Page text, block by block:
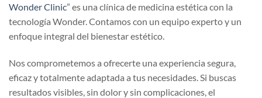
Wonder Clinic” es una clínica de medicina estética con la
tecnología Wonder. Contamos con un equipo experto y un
enfoque integral del bienestar estético.
Nos comprometemos a ofrecerte una experiencia segura,
eficaz y totalmente adaptada a tus necesidades. Si buscas
resultados visibles, sin dolor y sin complicaciones, el